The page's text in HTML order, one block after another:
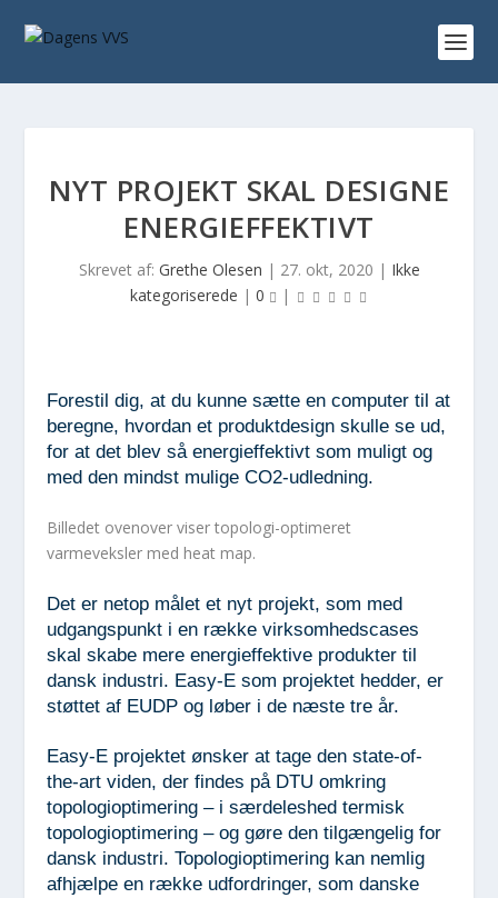
NYT PROJEKT SKAL DESIGNE
ENERGIEFFEKTIVT
Skrevet af: Grethe Olesen | 27. okt, 2020 | Ikke
kategoriserede | 0 |
Forestil dig, at du kunne sætte en computer til at
beregne, hvordan et produktdesign skulle se ud,
for at det blev så energieffektivt som muligt og
med den mindst mulige CO2-udledning.
Billedet ovenover viser topologi-optimeret
varmeveksler med heat map.
Det er netop målet et nyt projekt, som med
udgangspunkt i en række virksomhedscases
skal skabe mere energieffektive produkter til
dansk industri. Easy-E som projektet hedder, er
støttet af EUDP og løber i de næste tre år.
Easy-E projektet ønsker at tage den state-of-
the-art viden, der findes på DTU omkring
topologioptimering – i særdeleshed termisk
topologioptimering – og gøre den tilgængelig for
dansk industri. Topologioptimering kan nemlig
afhjælpe en række udfordringer, som danske